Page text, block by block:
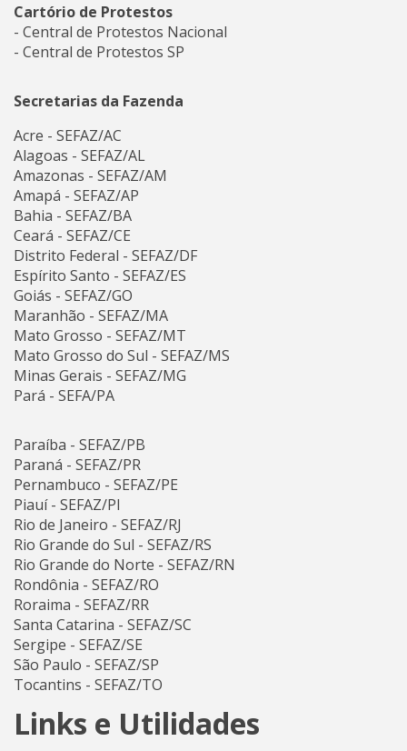
Cartório de Protestos
- Central de Protestos Nacional
- Central de Protestos SP
Secretarias da Fazenda
Acre - SEFAZ/AC
Alagoas - SEFAZ/AL
Amazonas - SEFAZ/AM
Amapá - SEFAZ/AP
Bahia - SEFAZ/BA
Ceará - SEFAZ/CE
Distrito Federal - SEFAZ/DF
Espírito Santo - SEFAZ/ES
Goiás - SEFAZ/GO
Maranhão - SEFAZ/MA
Mato Grosso - SEFAZ/MT
Mato Grosso do Sul - SEFAZ/MS
Minas Gerais - SEFAZ/MG
Pará - SEFA/PA
Paraíba - SEFAZ/PB
Paraná - SEFAZ/PR
Pernambuco - SEFAZ/PE
Piauí - SEFAZ/PI
Rio de Janeiro - SEFAZ/RJ
Rio Grande do Sul - SEFAZ/RS
Rio Grande do Norte - SEFAZ/RN
Rondônia - SEFAZ/RO
Roraima - SEFAZ/RR
Santa Catarina - SEFAZ/SC
Sergipe - SEFAZ/SE
São Paulo - SEFAZ/SP
Tocantins - SEFAZ/TO
Links e Utilidades